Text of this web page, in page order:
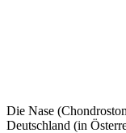
Die Nase
Deutschland (in